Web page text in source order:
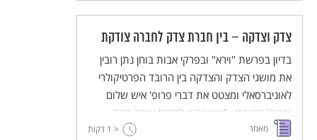
צדק וצדקה – בין חברת צדק לחברה צודקת
בדיון בפרשת "וירא" ובפרקי אבות בוחן נתן רובין
את מושגי הצדק והצדקה בין הרובד הפרטיקולרי
לאוניברסאלי ומצטט את דברי פרופ' איש שלום
ופרופ' רוזנברג: "שאיפה זו להקים אומה באה
דווקא מתוך מגמה אוניברסלית שמקורה במידת
מאמר < 1 דקות